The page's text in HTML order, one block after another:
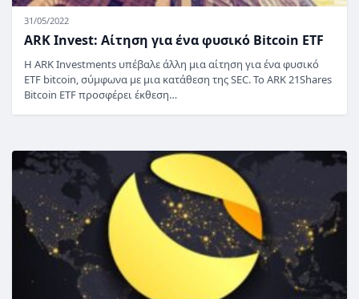
31/05/2022
ARK Invest: Αίτηση για ένα φυσικό Bitcoin ETF
Η ARK Investments υπέβαλε άλλη μια αίτηση για ένα φυσικό
ETF bitcoin, σύμφωνα με μια κατάθεση της SEC. Το ARK 21Shares
Bitcoin ETF προσφέρει έκθεση…